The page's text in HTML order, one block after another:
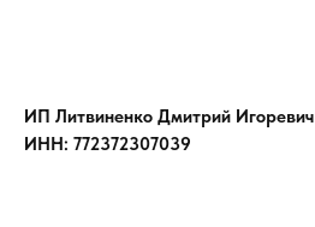
ИП Литвиненко Дмитрий Игоревич
ИНН: 772372307039